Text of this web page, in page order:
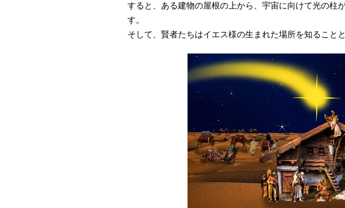
すると、ある建物の屋根の上から、宇宙に向けて光の柱
す。
そして、賢者たちはイエス様の生まれた場所を知ること